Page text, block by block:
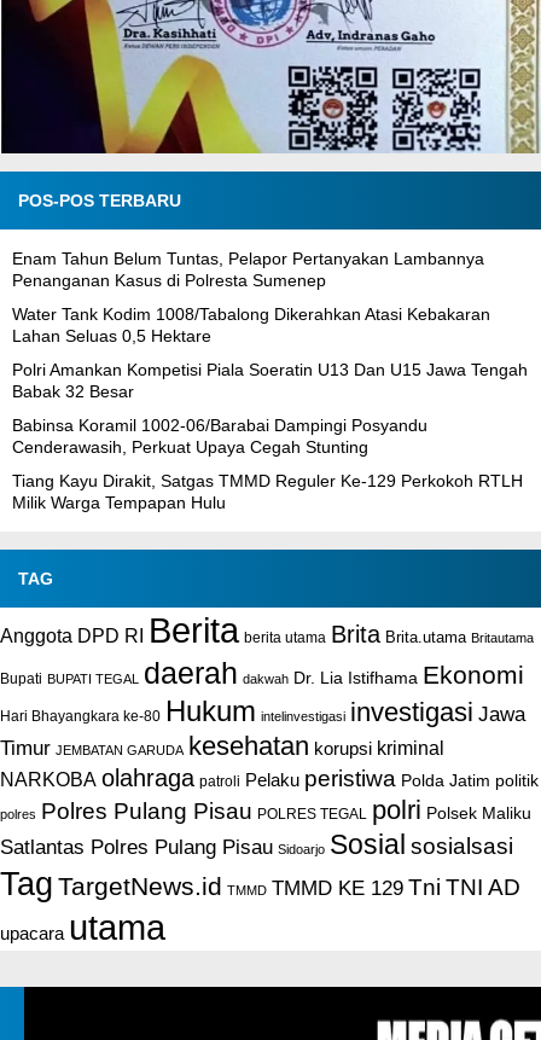
POS-POS TERBARU
Enam Tahun Belum Tuntas, Pelapor Pertanyakan Lambannya
Penanganan Kasus di Polresta Sumenep
Water Tank Kodim 1008/Tabalong Dikerahkan Atasi Kebakaran
Lahan Seluas 0,5 Hektare
Polri Amankan Kompetisi Piala Soeratin U13 Dan U15 Jawa Tengah
Babak 32 Besar
Babinsa Koramil 1002-06/Barabai Dampingi Posyandu
Cenderawasih, Perkuat Upaya Cegah Stunting
Tiang Kayu Dirakit, Satgas TMMD Reguler Ke-129 Perkokoh RTLH
Milik Warga Tempapan Hulu
TAG
Anggota DPD RI Berita berita utama Brita Brita.utama Britautama
Bupati BUPATI TEGAL daerah dakwah Dr. Lia Istifhama Ekonomi
Hari Bhayangkara ke-80 Hukum intelinvestigasi investigasi Jawa
Timur JEMBATAN GARUDA kesehatan korupsi kriminal
NARKOBA olahraga patroli Pelaku peristiwa Polda Jatim politik
polres Polres Pulang Pisau POLRES TEGAL polri Polsek Maliku
Satlantas Polres Pulang Pisau Sidoarjo Sosial sosialsasi
Tag TargetNews.id TMMD TMMD KE 129 Tni TNI AD
upacara utama